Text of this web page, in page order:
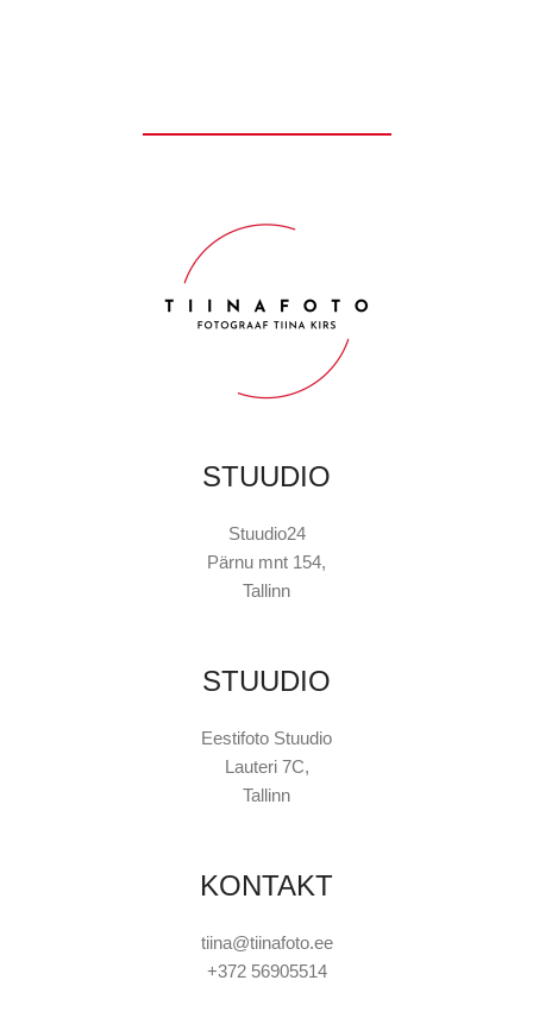
STUUDIO
Stuudio24
Pärnu mnt 154,
Tallinn
STUUDIO
Eestifoto Stuudio
Lauteri 7C,
Tallinn
KONTAKT
tiina@tiinafoto.ee
+372 56905514